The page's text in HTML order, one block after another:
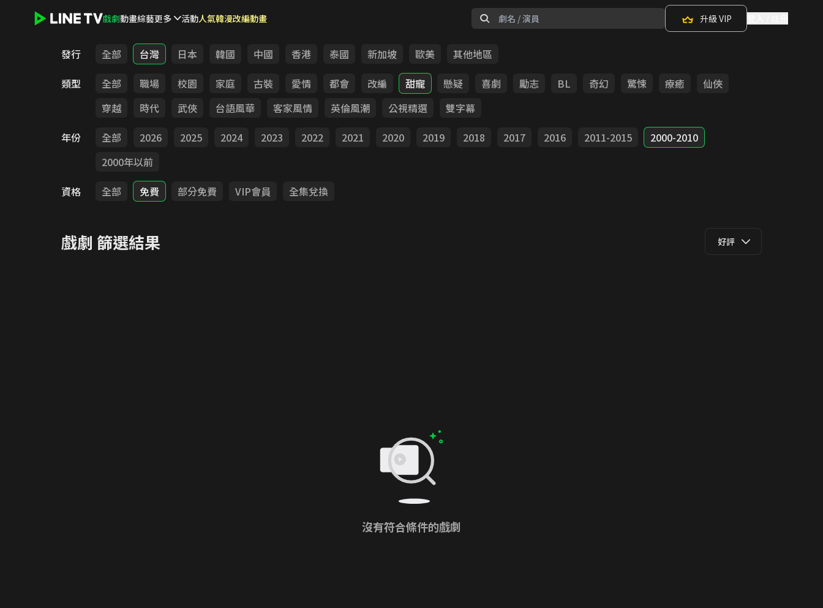
戲劇動畫綜藝更多 活動人氣韓漫改編動畫 升級 VIP
發行 全部 台灣 日本 韓國 中國 香港 泰國 新加坡 歐美
其他地區
類型
全部 職場 校園 家庭 古裝 愛情 都會 改編 甜寵 懸疑 喜劇 勵志 BL 奇幻 驚悚 療癒
仙俠
穿越
時代 武俠 台語風華 客家風情 英倫風潮 公視精選
雙字幕
年份
全部 2026 2025 2024 2023 2022 2021 2020 2019 2018 2017 2016 2011-2015
2000-2010
2000年以前
資格
全部 免費 部分免費 VIP會員 全集兌換
戲劇 篩選結果 好評
沒有符合條件的戲劇